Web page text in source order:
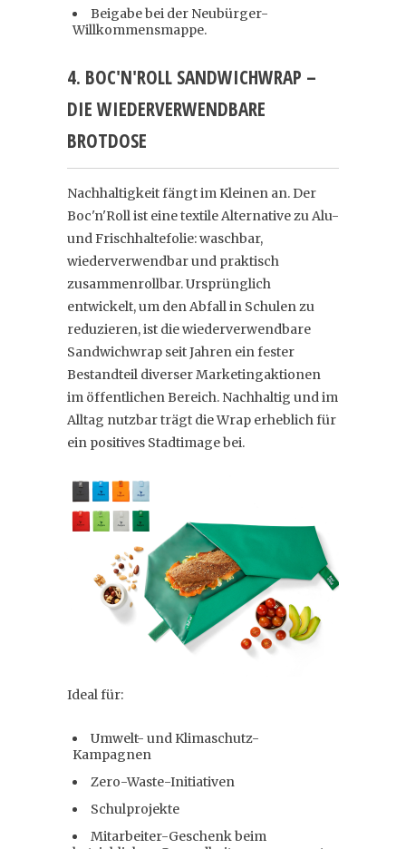
Beigabe bei der Neubürger-
Willkommensmappe.
4. BOC'N'ROLL SANDWICHWRAP –
DIE WIEDERVERWENDBARE
BROTDOSE
Nachhaltigkeit fängt im Kleinen an. Der
Boc'n'Roll ist eine textile Alternative zu Alu-
und Frischhaltefolie: waschbar,
wiederverwendbar und praktisch
zusammenrollbar. Ursprünglich
entwickelt, um den Abfall in Schulen zu
reduzieren, ist die wiederverwendbare
Sandwichwrap seit Jahren ein fester
Bestandteil diverser Marketingaktionen
im öffentlichen Bereich. Nachhaltig und im
Alltag nutzbar trägt die Wrap erheblich für
ein positives Stadtimage bei.
Ideal für:
Umwelt- und Klimaschutz-
Kampagnen
Zero-Waste-Initiativen
Schulprojekte
Mitarbeiter-Geschenk beim